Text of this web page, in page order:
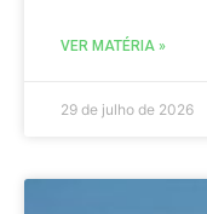
VER MATÉRIA »
29 de julho de 2026